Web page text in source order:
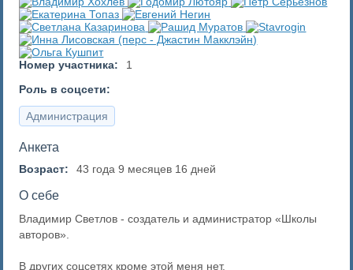
Номер участника:
1
Роль в соцсети:
Администрация
Анкета
Возраст: 43 года 9 месяцев 16 дней
О себе
Владимир Светлов - создатель и администратор «Школы
авторов».
В других соцсетях кроме этой меня нет.